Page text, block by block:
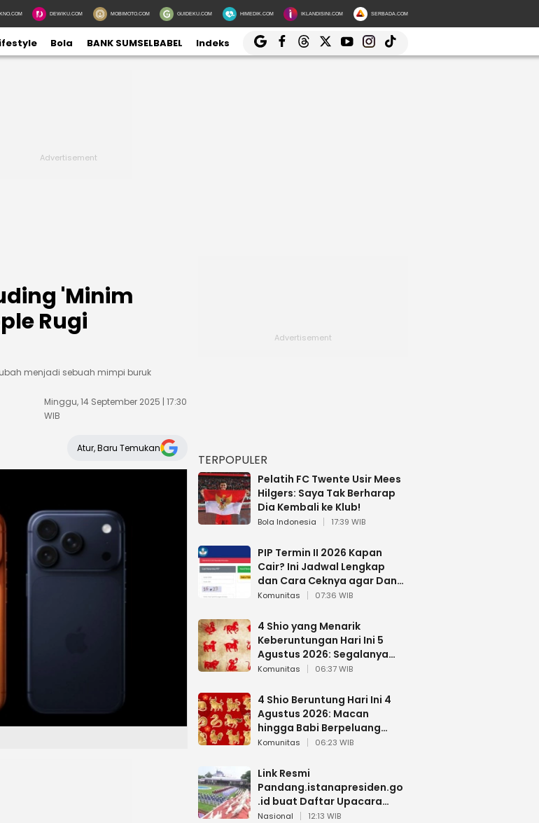
DEWIKU.COM MOBIMOTO.COM GUIDEKU.COM HIMEDIK.COM IKLANDISINI.COM SERBADA.COM
Bola BANK SUMSELBABEL Indeks
'Minim
Rugi
menjadi sebuah mimpi buruk
Minggu, 14 September 2025 | 17:30
WIB
Atur, Baru Temukan
TERPOPULER
Pelatih FC Twente Usir Mees
Hilgers: Saya Tak Berharap
Dia Kembali ke Klub!
Bola Indonesia 17:39 WIB
PIP Termin II 2026 Kapan
Cair? Ini Jadwal Lengkap
dan Cara Ceknya agar Dana
Tidak Hangus!
Komunitas 07:36 WIB
4 Shio yang Menarik
Keberuntungan Hari Ini 5
Agustus 2026: Segalanya
Berjalan Lancar
Komunitas 06:37 WIB
4 Shio Beruntung Hari Ini 4
Agustus 2026: Macan
hingga Babi Berpeluang
Dapat Kabar Baik
Komunitas 06:23 WIB
Link Resmi
Pandang.istanapresiden.go
.id buat Daftar Upacara
Bendera HUT RI di Istana
Nasional 12:13 WIB